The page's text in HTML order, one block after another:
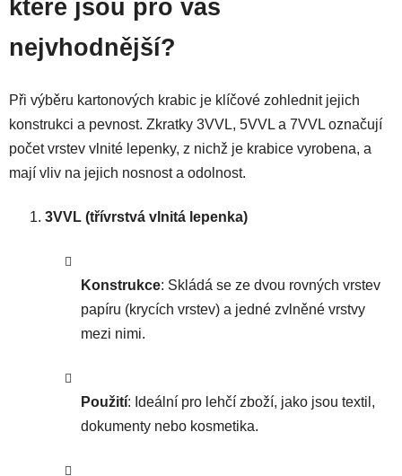
které jsou pro vás
nejvhodnější?
Při výběru kartonových krabic je klíčové zohlednit jejich
konstrukci a pevnost. Zkratky 3VVL, 5VVL a 7VVL označují
počet vrstev vlnité lepenky, z nichž je krabice vyrobena, a
mají vliv na jejich nosnost a odolnost.
3VVL (třívrstvá vlnitá lepenka)
Konstrukce: Skládá se ze dvou rovných vrstev
papíru (krycích vrstev) a jedné zvlněné vrstvy
mezi nimi.
Použití: Ideální pro lehčí zboží, jako jsou textil,
dokumenty nebo kosmetika.